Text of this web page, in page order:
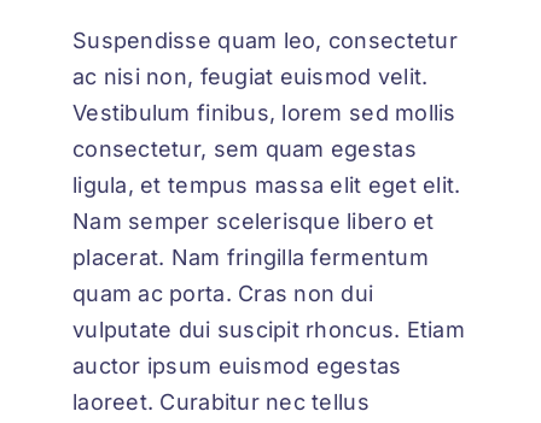
Suspendisse quam leo, consectetur
ac nisi non, feugiat euismod velit.
Vestibulum finibus, lorem sed mollis
consectetur, sem quam egestas
ligula, et tempus massa elit eget elit.
Nam semper scelerisque libero et
placerat. Nam fringilla fermentum
quam ac porta. Cras non dui
vulputate dui suscipit rhoncus. Etiam
auctor ipsum euismod egestas
laoreet. Curabitur nec tellus